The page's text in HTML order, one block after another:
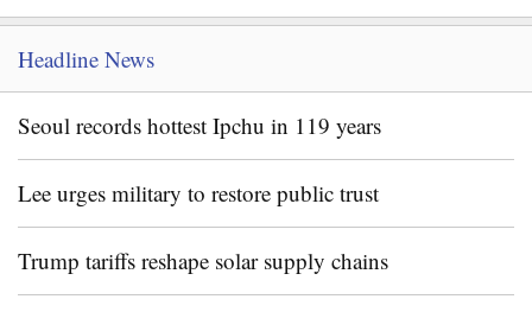
Headline News
Seoul records hottest Ipchu in 119 years
Lee urges military to restore public trust
Trump tariffs reshape solar supply chains